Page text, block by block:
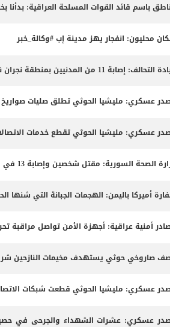
باسم قائد القوات المسلحة العراقية:
محليون: انفجار يهز مدينة إب #وكالة_خبر
إصابة 11 من المدنيين بمنطقة نجران نتيجة اعتداءات إرهابية حوثية
عسكري: مليشيا الحوثي تطلق صليات صواريخ
عسكري: مليشيا الحوثي تقطع خدمات
الصحة السورية: مقتل شخصين وإصابة 13 في انفجار مركبة بمدينة جرمانا قرب دمشق
أميركا باليمن: الهجمات الجبانة التي
أمنية عراقية: أجهزة الأمن تواصل مراقبة
صاروخي حوثي يستهدف مخيمات النازحين
عسكري: مليشيا الحوثي قطعت شبكات
عسكري: عشرات الشهداء والجرحى ‏في